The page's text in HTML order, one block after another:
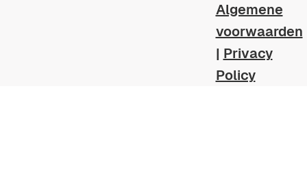
zwembad­zorg voor internationale
Algemene
voorwaarden
| Privacy
Policy